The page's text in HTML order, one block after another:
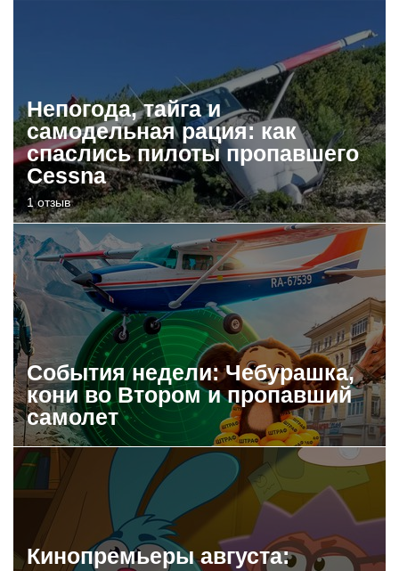
Непогода, тайга и
самодельная рация: как
спаслись пилоты пропавшего
Cessna
1 отзыв
События недели: Чебурашка,
кони во Втором и пропавший
самолет
Кинопремьеры августа: